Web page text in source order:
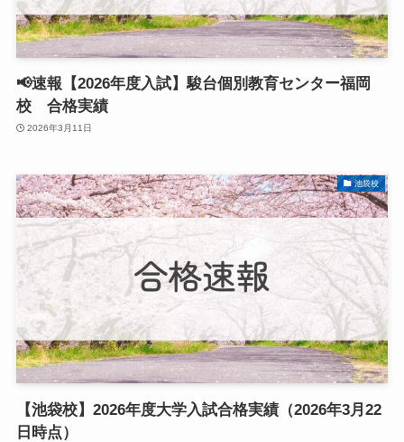
📢速報【2026年度入試】駿台個別教育センター福岡
校 合格実績
2026年3月11日
池袋校
【池袋校】2026年度大学入試合格実績（2026年3月22
日時点）